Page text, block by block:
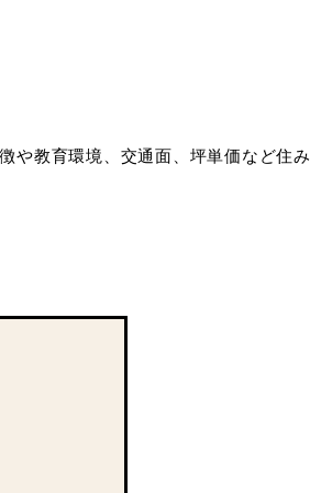
や教育環境、交通面、坪単価など住み